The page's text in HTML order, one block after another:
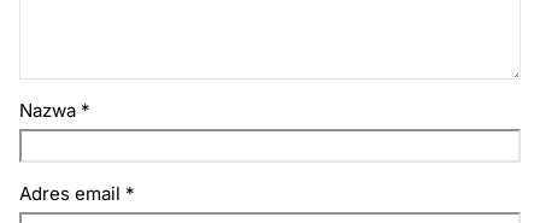
Nazwa *
Adres email *